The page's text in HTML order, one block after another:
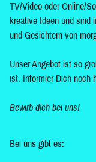
TV/Video oder Online/
kreative Ideen und sind
und Gesichtern von
Unser Angebot ist so
ist. Informier Dich noch
Bewirb dich bei uns!
Bei uns gibt es: